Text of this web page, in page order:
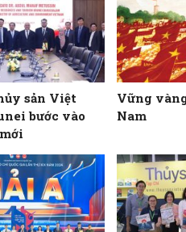
sản Việt
bước vào
Vững
Nam